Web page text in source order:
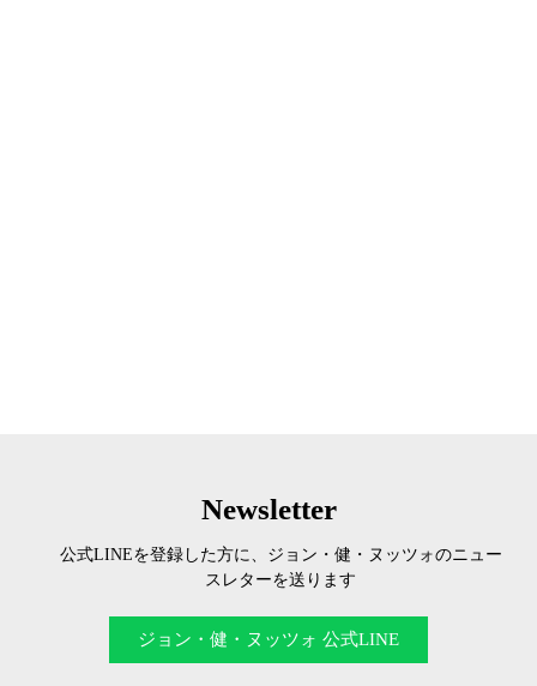
Newsletter
公式LINEを登録した方に、ジョン・健・ヌッツォのニュー
スレターを送ります
ジョン・健・ヌッツォ 公式LINE